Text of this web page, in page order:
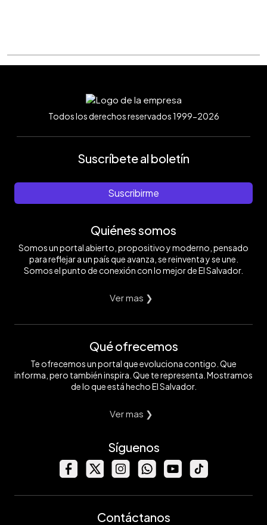
Todos los derechos reservados 1999-2026
Suscríbete al boletín
Suscribirme
Quiénes somos
Somos un portal abierto, propositivo y moderno, pensado
para reflejar a un país que avanza, se reinventa y se une.
Somos el punto de conexión con lo mejor de El Salvador.
Ver mas ❯
Qué ofrecemos
Te ofrecemos un portal que evoluciona contigo. Que
informa, pero también inspira. Que te representa. Mostramos
de lo que está hecho El Salvador.
Ver mas ❯
Síguenos
Contáctanos